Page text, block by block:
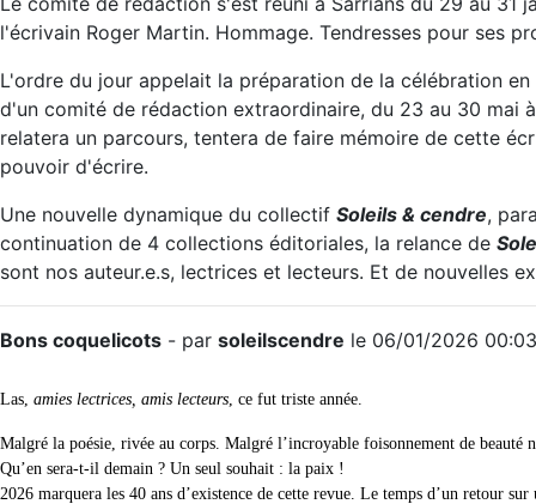
l'écrivain Roger Martin. Hommage. Tendresses pour ses
L'ordre du jour appelait la préparation de la célébration
d'un comité de rédaction extraordinaire, du 23 au 30 mai
relatera un parcours, tentera de faire mémoire de cette
pouvoir d'écrire.
Une nouvelle dynamique du collectif Soleils & cendre,
continuation de 4 collections éditoriales, la relance de
sont nos auteur.e.s, lectrices et lecteurs. Et de nouvelles
Bons coquelicots - par soleilscendre le 06/01/2026 00:03
Las, amies lectrices, amis lecteurs , ce fut triste année.
Malgré la poésie, rivée au corps. Malgré l’incroyable foisonnement de
Qu’en sera-t-il demain ? Un seul souhait : la paix !
2026 marquera les 40 ans d’existence de cette revue. Le temps d’un retour